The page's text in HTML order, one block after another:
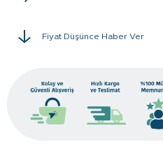
Fiyat Düşünce Haber Ver